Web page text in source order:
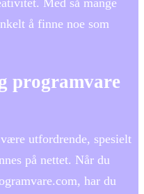
Med så mange
å finne noe som
programvare
utfordrende, spesielt
på nettet. Når du
har du